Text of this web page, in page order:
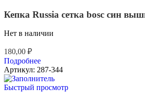
Кепка Russia сетка bosc син
Нет в наличии
180,00 ₽
Подробнее
Артикул: 287-344
Быстрый просмотр